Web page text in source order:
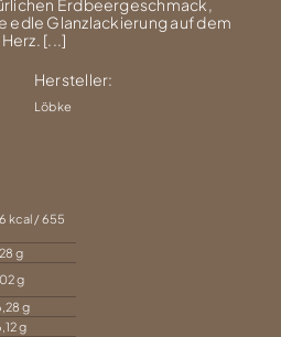
Erdbeergeschmack,
edle Glanzlackierung auf dem
Herz. [...]
Hersteller:
Löbke
kcal / 655
g
g
g
g